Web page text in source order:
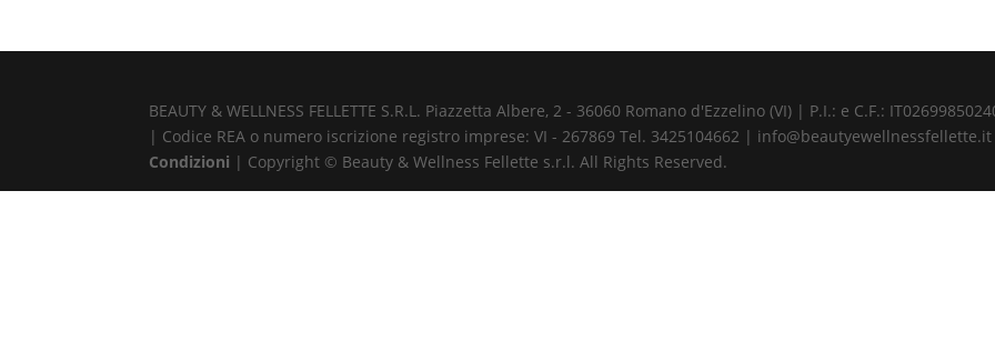
BEAUTY & WELLNESS FELLETTE S.R.L. Piazzetta Albere, 2 - 36060 Romano d'Ezzelino (VI) | P.I.: e C.F.:
| Codice REA o numero iscrizione registro imprese: VI - 267869 Tel. 3425104662 |
Condizioni | Copyright © Beauty & Wellness Fellette s.r.l. All Rights Reserved.